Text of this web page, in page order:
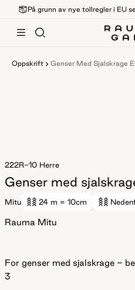
På grunn av nye tollregler i EU
Oppskrift Genser Med Sjalskrage
222R-10 Herre
Genser med
Mitu 24 m = 10cm
Rauma Mitu
For genser med sjalskrage -
3